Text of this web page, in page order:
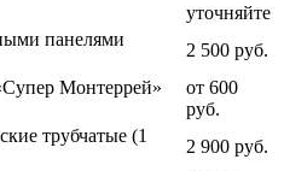
уточняйте
панелями
2 500 руб.
Монтеррей»
от 600
руб.
трубчатые (1
2 900 руб.